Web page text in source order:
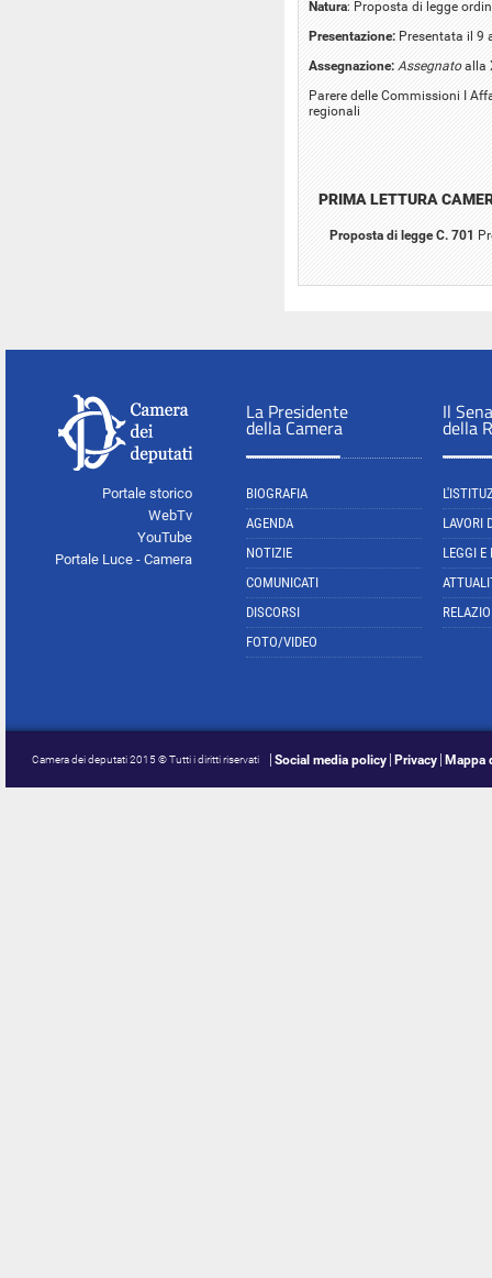
Natura: Proposta di legge
Presentazione: Presentata il 9
Assegnazione: Assegnatoalla
Parere delle Commissioni I
regionali
PRIMA LETTURA
Proposta di legge C. 701
Portale storico
WebTv
YouTube
Portale Luce - Camera
La Presidente
della Camera
BIOGRAFIA
AGENDA
NOTIZIE
COMUNICATI
DISCORSI
FOTO/VIDEO
Il
della
LAVORI
LEGGI E
Camera dei deputati 2015 © Tutti i diritti riservati Social media policy Privacy Mappa